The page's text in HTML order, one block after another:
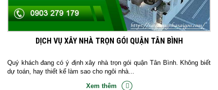
DỊCH VỤ XÂY NHÀ TRỌN GÓI QUẬN TÂN BÌNH
Quý khách đang có ý định xây nhà trọn gói quận Tân Bình. Không biết
dự toán, hay thiết kế làm sao cho ngôi nhà...
Xem thêm